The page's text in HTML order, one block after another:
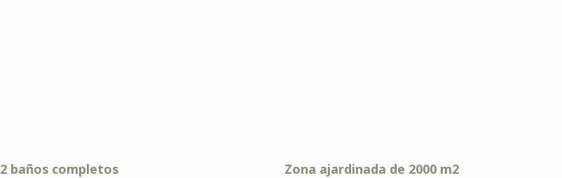
2 baños completos
Zona ajardinada de 2000 m2